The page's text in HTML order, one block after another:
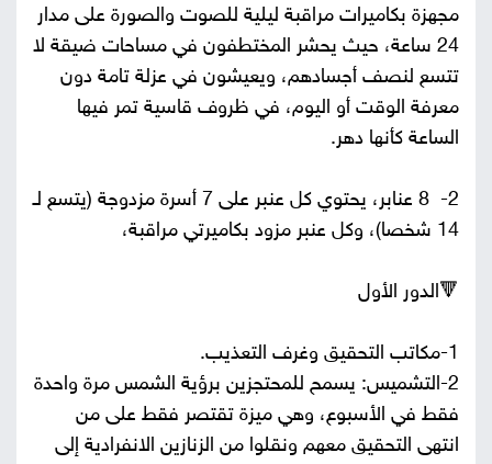
مجهزة بكاميرات مراقبة ليلية للصوت والصورة على مدار
24 ساعة، حيث يحشر المختطفون في مساحات ضيقة لا
تتسع لنصف أجسادهم، ويعيشون في عزلة تامة دون
معرفة الوقت أو اليوم، في ظروف قاسية تمر فيها
الساعة كأنها دهر.
2- 8 عنابر، يحتوي كل عنبر على 7 أسرة مزدوجة (يتسع لـ
14 شخصا)، وكل عنبر مزود بكاميرتي مراقبة،
🔻الدور الأول
1-مكاتب التحقيق وغرف التعذيب.
2-التشميس: يسمح للمحتجزين برؤية الشمس مرة واحدة
فقط في الأسبوع، وهي ميزة تقتصر فقط على من
انتهى التحقيق معهم ونقلوا من الزنازين الانفرادية إلى